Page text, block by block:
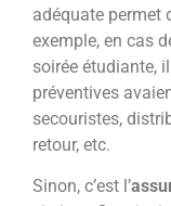
adéquate permet
exemple, en cas
soirée étudiante,
préventives
secouristes,
retour, etc.
Sinon, c’est l’